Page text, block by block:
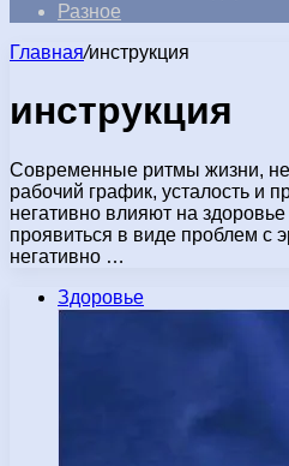
Разное
Главная/инструкция
инструкция
Современные ритмы жизни,
рабочий график, усталость и
негативно влияют на
проявиться в виде проблем с
негативно …
Здоровье